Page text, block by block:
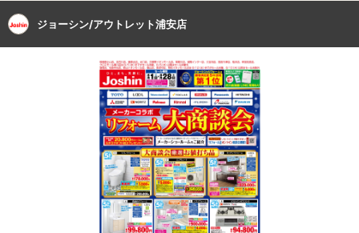
ジョーシン/アウトレット浦安店